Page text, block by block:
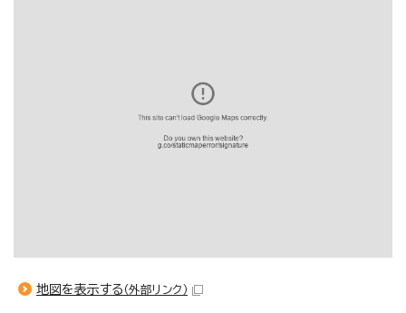
地図を表示する （外部リンク）